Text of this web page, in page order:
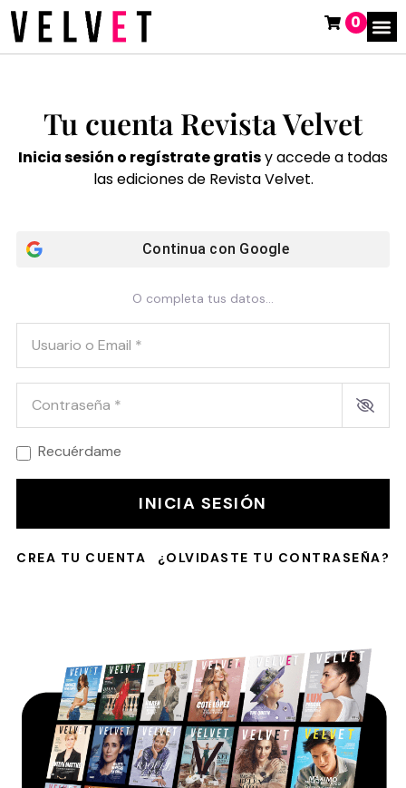
0
Tu cuenta Revista Velvet
Inicia sesión o regístrate gratisy accede a todas
las ediciones de Revista Velvet.
Continua con Google
O completa tus datos...
Usuario o Email*
Contraseña*
Recuérdame
INICIA SESIÓN
CREA TU CUENTA ¿OLVIDASTE TU CONTRASEÑA?